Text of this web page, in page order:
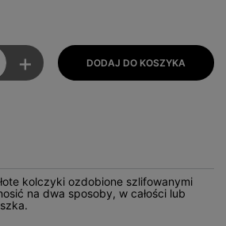
+
kolczyki ozdobione szlifowanymi
na dwa sposoby, w całości lub